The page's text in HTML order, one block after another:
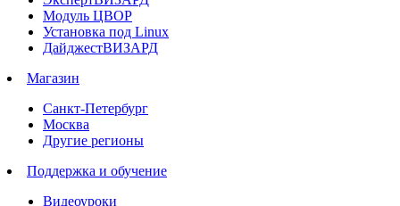
Модуль ЦВОР
Установка под Linux
ДайджестВИЗАРД
Магазин
Санкт-Петербург
Москва
Другие регионы
Поддержка и обучение
Видеоуроки